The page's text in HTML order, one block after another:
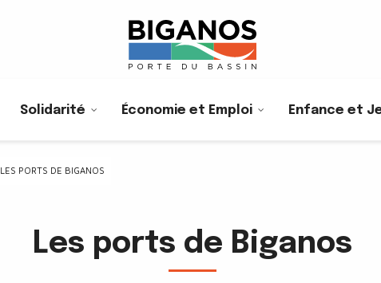
Solidarité Économie et Emploi Enfance et
LES PORTS DE BIGANOS
Les ports de Biganos